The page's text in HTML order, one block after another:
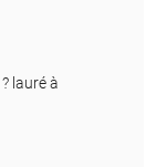
lauré à